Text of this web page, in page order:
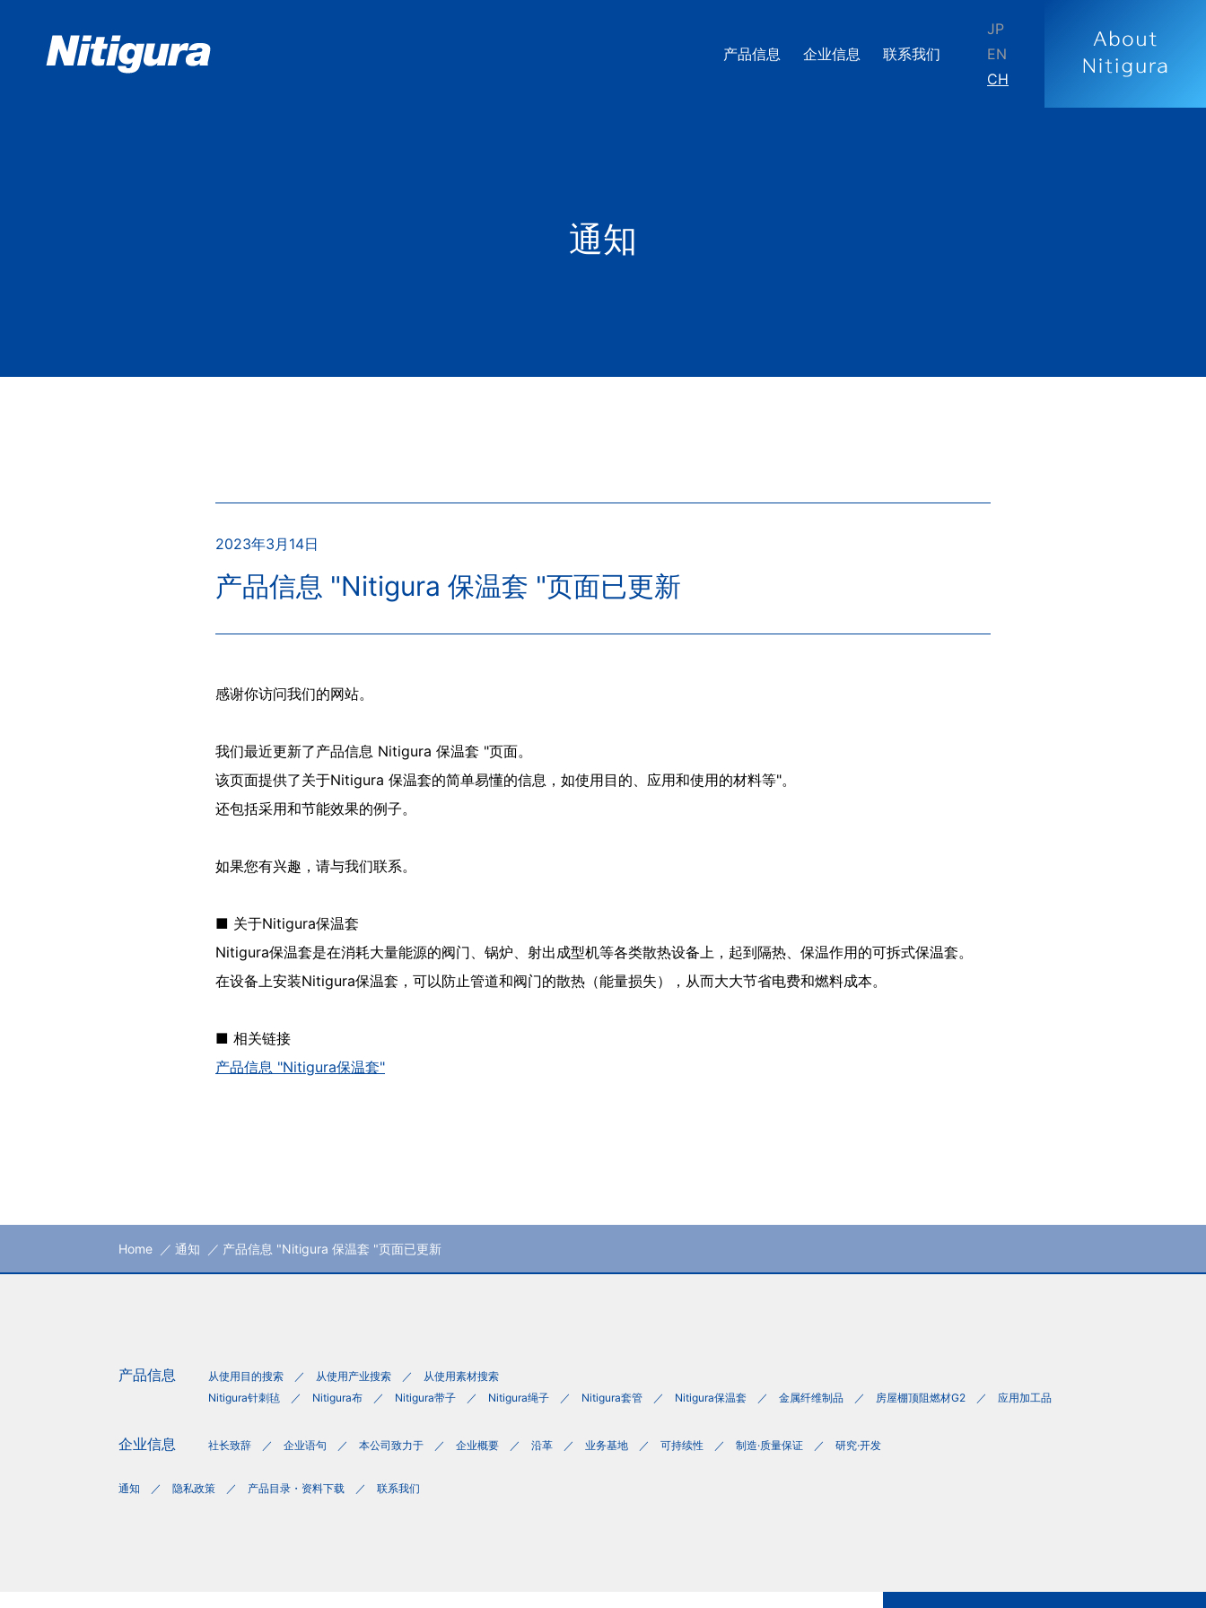
产品信息 企业信息 联系我们
JP
EN
CH
通知
2023年3月14日
产品信息 "Nitigura 保温套 "页面已更新
感谢你访问我们的网站。
我们最近更新了产品信息 Nitigura 保温套 "页面。
该页面提供了关于Nitigura 保温套的简单易懂的信息，如使用目的、应用和使用的材料等"。
还包括采用和节能效果的例子。
如果您有兴趣，请与我们联系。
■ 关于Nitigura保温套
Nitigura保温套是在消耗大量能源的阀门、锅炉、射出成型机等各类散热设备上，起到隔热、保温作用的可拆式保温套。
在设备上安装Nitigura保温套，可以防止管道和阀门的散热（能量损失），从而大大节省电费和燃料成本。
■ 相关链接
产品信息 "Nitigura保温套"
Home 通知 产品信息 "Nitigura 保温套 "页面已更新
产品信息 从使用目的搜索 从使用产业搜索
从使用素材搜索
Nitigura针刺毡
Nitigura布 Nitigura带子 Nitigura绳子 Nitigura套管 Nitigura保温套 金属纤维制品 房屋棚顶阻燃材G2 应用加工品
企业信息 社长致辞 企业语句 本公司致力于 企业概要 沿革 业务基地 可持续性 制造·质量保证 研究·开发
通知 隐私政策 产品目录・资料下载 联系我们